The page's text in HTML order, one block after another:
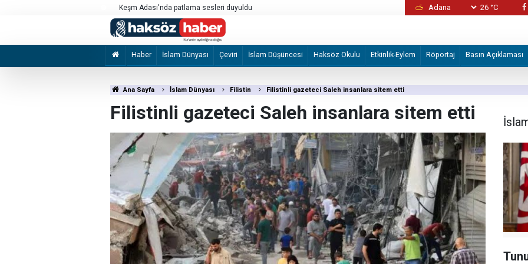
Keşm Adası'nda patlama sesleri duyuldu
İzmir Büyükşehir Belediyesine yönelik
26 °C
Haber İslam Dünyası Çeviri İslam Düşüncesi Haksöz Okulu Etkinlik-Eylem Röportaj Basın Açıklaması
Ana Sayfa İslam Dünyası Filistin Filistinli gazeteci Saleh insanlara sitem etti
Filistinli gazeteci Saleh insanlara sitem etti